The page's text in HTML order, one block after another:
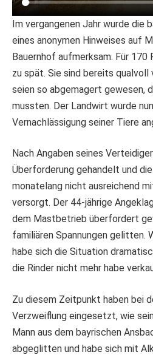
Im vergangenen Jahr wurde die
eines anonymen Hinweises auf
Bauernhof aufmerksam. Für
zu spät. Sie sind bereits qualvoll
seien so abgemagert gewesen,
mussten. Der Landwirt wurde
Vernachlässigung seiner Tiere
Nach Angaben seines
Überforderung gehandelt und
monatelang nicht ausreichend
versorgt. Der 44-jährige
dem Mastbetrieb überfordert
familiären Spannungen gelitten.
habe sich die Situation
die Rinder nicht mehr habe
Zu diesem Zeitpunkt haben bei
Verzweiflung eingesetzt, wie
Mann aus dem bayrischen
abgeglitten und habe sich mit